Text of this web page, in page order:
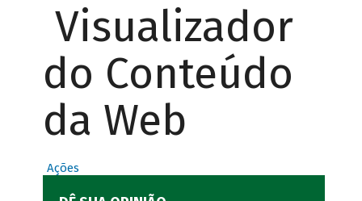
Visualizador
do Conteúdo
da Web
Ações